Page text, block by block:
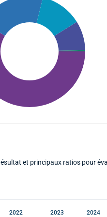
et principaux ratios pour
2022 2023 2024